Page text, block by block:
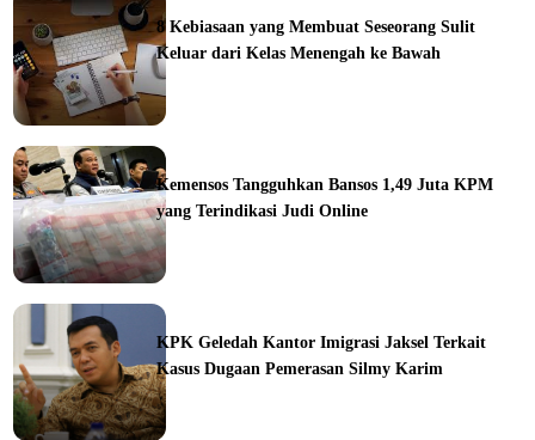
8 Kebiasaan yang Membuat Seseorang Sulit
Keluar dari Kelas Menengah ke Bawah
Kemensos Tangguhkan Bansos 1,49 Juta KPM
yang Terindikasi Judi Online
KPK Geledah Kantor Imigrasi Jaksel Terkait
Kasus Dugaan Pemerasan Silmy Karim